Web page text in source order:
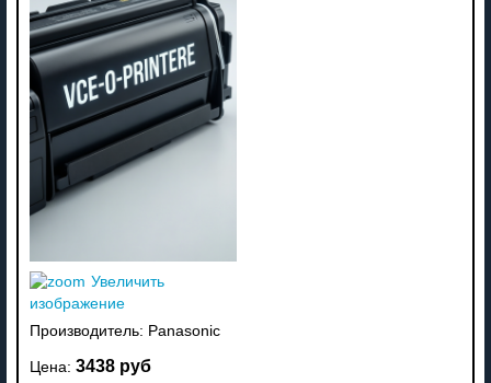
Увеличить
изображение
Производитель: Panasonic
Цена: 3438 руб